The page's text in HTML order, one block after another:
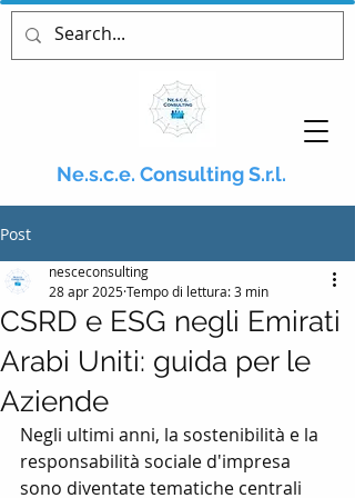
Ne.s.c.e. Consulting S.r.l.
Post
CSRD e ESG negli Emirati
Arabi Uniti: guida per le
Aziende
nesceconsulting
28 apr 2025Tempo di lettura: 3 min
Negli ultimi anni, la sostenibilità e la
responsabilità sociale d'impresa
sono diventate tematiche centrali